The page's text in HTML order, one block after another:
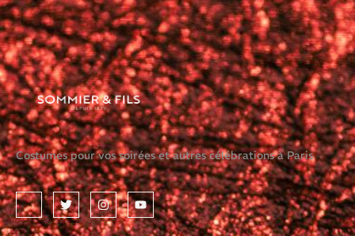
Costumes pour vos soirées et autres célébrations à Paris